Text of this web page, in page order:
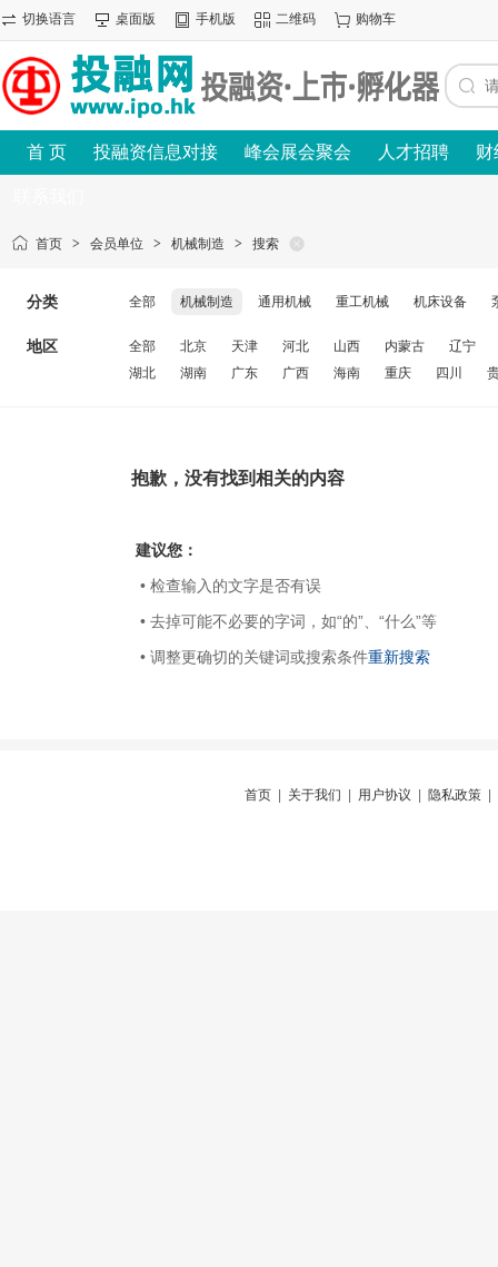
切换语言 桌面版 手机版 二维码 购物车
首 页 投融资信息对接 峰会展会聚会 人才招聘 财
首页 > 会员单位 > 机械制造 > 搜索
分类 全部 机械制造 通用机械 重工机械 机床设备
地区 全部 北京 天津 河北 山西 内蒙古
辽宁
湖北
湖南 广东 广西 海南 重庆 四川
抱歉，没有找到相关的内容
建议您：
• 检查输入的文字是否有误
• 去掉可能不必要的字词，如“的”、“什么”等
• 调整更确切的关键词或搜索条件重新搜索
首页 关于我们 用户协议 隐私政策